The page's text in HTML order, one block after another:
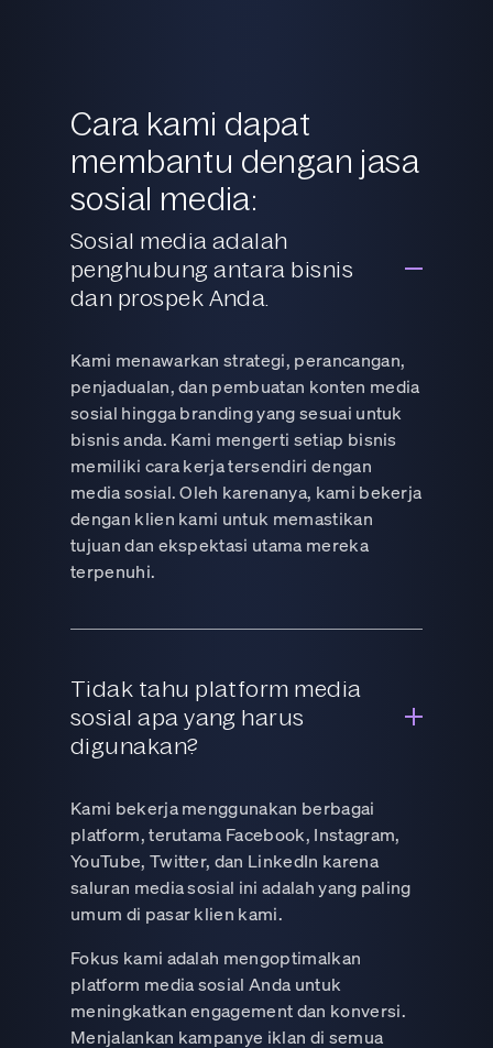
Cara kami dapat
membantu dengan jasa
sosial media:
Sosial media adalah
penghubung antara bisnis
dan prospek Anda.
Kami menawarkan strategi, perancangan,
penjadualan, dan pembuatan konten media
sosial hingga branding yang sesuai untuk
bisnis anda. Kami mengerti setiap bisnis
memiliki cara kerja tersendiri dengan
media sosial. Oleh karenanya, kami bekerja
dengan klien kami untuk memastikan
tujuan dan ekspektasi utama mereka
terpenuhi.
Tidak tahu platform media
sosial apa yang harus
digunakan?
Kami bekerja menggunakan berbagai
platform, terutama Facebook, Instagram,
YouTube, Twitter, dan LinkedIn karena
saluran media sosial ini adalah yang paling
umum di pasar klien kami.
Fokus kami adalah mengoptimalkan
platform media sosial Anda untuk
meningkatkan engagement dan konversi.
Menjalankan kampanye iklan di semua